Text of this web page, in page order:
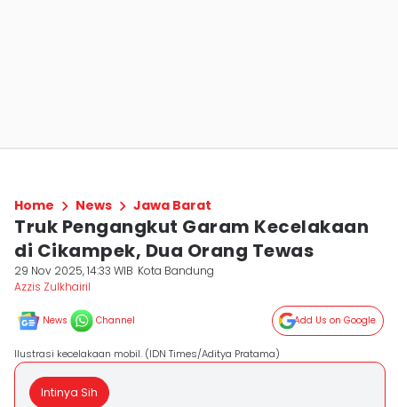
Home News Jawa Barat
Truk Pengangkut Garam Kecelakaan
di Cikampek, Dua Orang Tewas
29 Nov 2025, 14:33 WIB Kota Bandung
Azzis Zulkhairil
News Channel Add Us on Google
Ilustrasi kecelakaan mobil. (IDN Times/Aditya Pratama)
Intinya Sih